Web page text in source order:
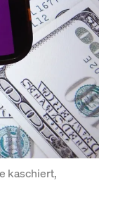
kaschiert,